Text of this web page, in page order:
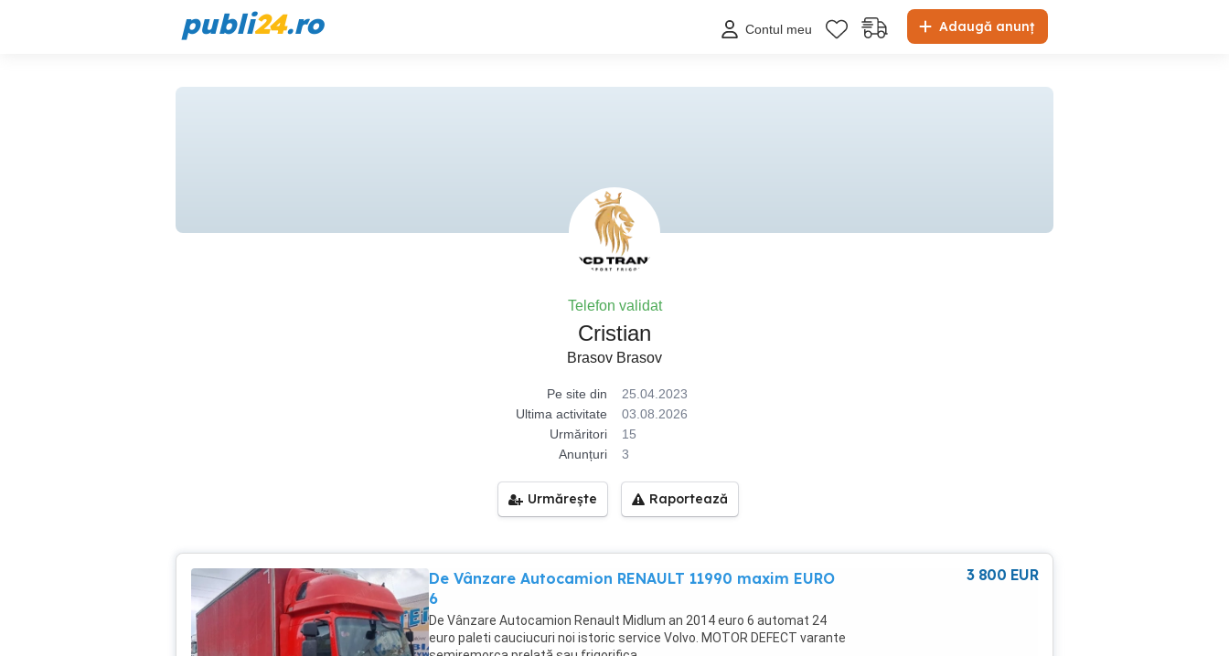
publi24.ro Adaugă anunț
Contul meu
Telefon validat
Cristian
Brasov Brasov
Pe site din
25.04.2023
Ultima activitate
03.08.2026
Urmăritori
15
Anunțuri
3
Urmărește Raportează
De Vânzare Autocamion RENAULT 11990 maxim EURO
6
De Vânzare Autocamion Renault Midlum an 2014 euro 6 automat 24
euro paleti cauciucuri noi istoric service Volvo. MOTOR DEFECT varante
3 800 EUR